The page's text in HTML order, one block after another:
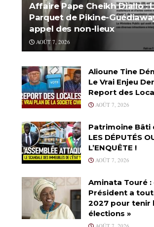
Affaire Pape Cheikh Diallo :
Parquet de Pikine-
appel des non-lieux
AOÛT 7, 2026
Alioune Tine
Le Vrai Enjeu
Report des
AOÛT 7, 2026
Patrimoine Bâti
LES DÉPUTÉS
L’ENQUÊTE !
AOÛT 7, 2026
Aminata Touré :
Président a
2027 pour tenir
élections »